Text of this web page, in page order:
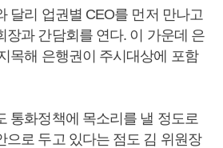
달리 업권별 CEO를 먼저 만나고
장과 간담회를 연다. 이 가운데 은
목해 은행권이 주시대상에 포함
통화정책에 목소리를 낼 정도로
으로 두고 있다는 점도 김 위원장